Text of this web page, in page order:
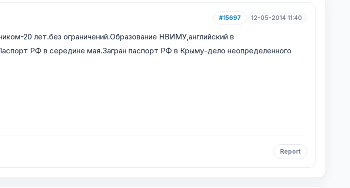
#15697 12-05-2014 11:40
20 лет.без ограничений.Образование НВИМУ,английский в
РФ в середине мая.Загран паспорт РФ в Крыму-дело неопределенного
Report